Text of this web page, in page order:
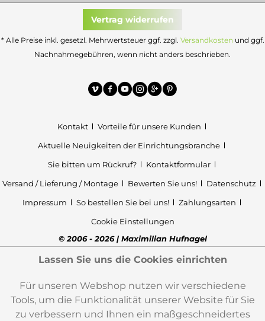
Vertrag widerrufen
* Alle Preise inkl. gesetzl. Mehrwertsteuer ggf. zzgl. Versandkosten und ggf.
Nachnahmegebühren, wenn nicht anders beschrieben.
Kontakt
Vorteile für unsere Kunden
Aktuelle Neuigkeiten der Einrichtungsbranche
Sie bitten um Rückruf?
Kontaktformular
Versand / Lieferung / Montage
Bewerten Sie uns!
Datenschutz
Impressum
So bestellen Sie bei uns!
Zahlungsarten
Cookie Einstellungen
© 2006 - 2026 | Maximilian Hufnagel
Lassen Sie uns die Cookies einrichten
Für unseren Webshop nutzen wir verschiedene
Tools, um die Funktionalität unserer Website für Sie
zu verbessern und Ihnen ein maßgeschneidertes